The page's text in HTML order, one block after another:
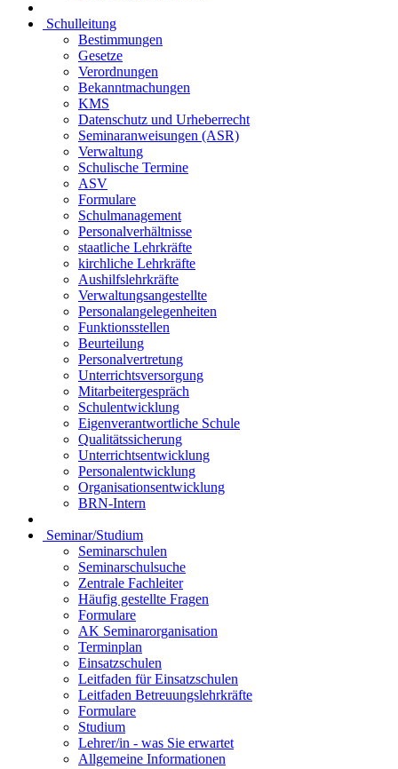
Schulleitung
Bestimmungen
Gesetze
Verordnungen
Bekanntmachungen
KMS
Datenschutz und Urheberrecht
Seminaranweisungen (ASR)
Verwaltung
Schulische Termine
ASV
Formulare
Schulmanagement
Personalverhältnisse
staatliche Lehrkräfte
kirchliche Lehrkräfte
Aushilfslehrkräfte
Verwaltungsangestellte
Personalangelegenheiten
Funktionsstellen
Beurteilung
Personalvertretung
Unterrichtsversorgung
Mitarbeitergespräch
Schulentwicklung
Eigenverantwortliche Schule
Qualitätssicherung
Unterrichtsentwicklung
Personalentwicklung
Organisationsentwicklung
BRN-Intern
Seminar/Studium
Seminarschulen
Seminarschulsuche
Zentrale Fachleiter
Häufig gestellte Fragen
Formulare
AK Seminarorganisation
Terminplan
Einsatzschulen
Leitfaden für Einsatzschulen
Leitfaden Betreuungslehrkräfte
Formulare
Studium
Lehrer/in - was Sie erwartet
Allgemeine Informationen